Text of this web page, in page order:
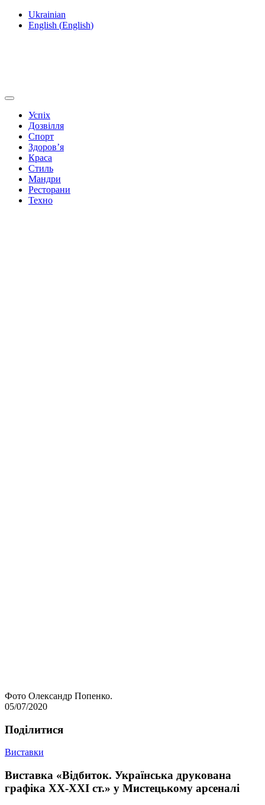
Ukrainian
English (English)
Успіх
Дозвілля
Спорт
Здоров’я
Краса
Стиль
Мандри
Ресторани
Техно
Фото Олександр Попенко.
05/07/2020
Подiлитися
Виставки
Виставка «Відбиток. Українська друкована
графіка ХХ-ХХІ ст.» у Мистецькому арсеналі